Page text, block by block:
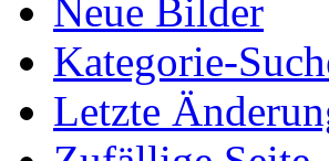
Neue Bilder
Kategorie-
Letzte